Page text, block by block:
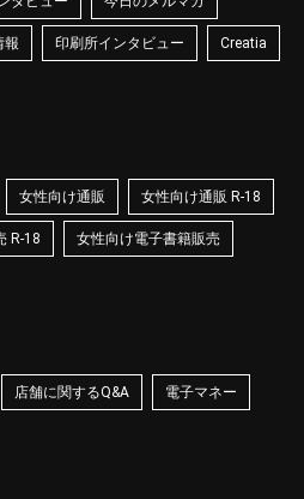
報 印刷所インタビュー Creatia
女性向け通販 女性向け通販 R-18
R-18 女性向け電子書籍販売
店舗に関するQ&A 電子マネー